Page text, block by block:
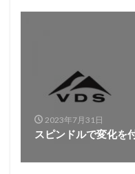
2023年7月31日
スピンドルで変化を